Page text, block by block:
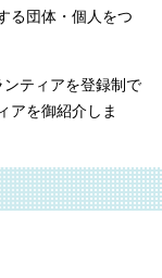
る団体・個人をつ
ティアを登録制で
アを御紹介しま